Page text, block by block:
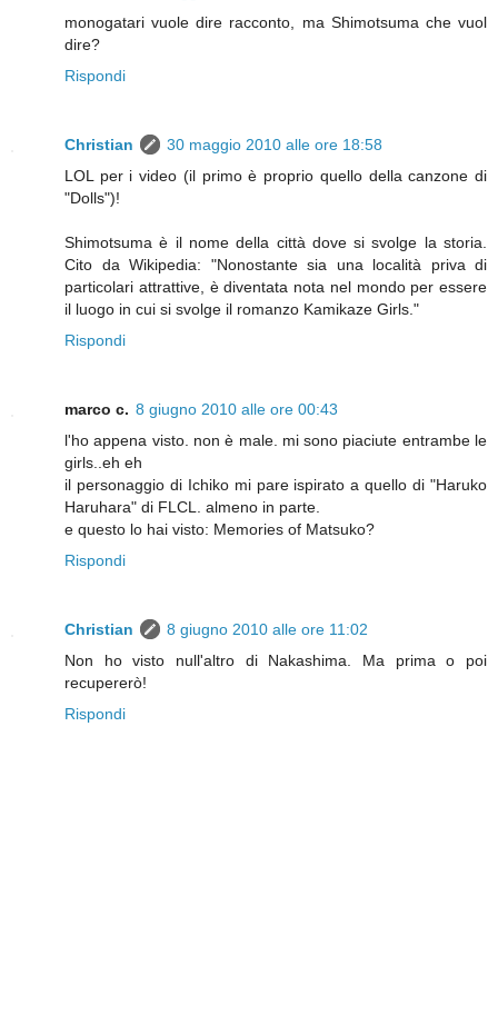
monogatari vuole dire racconto, ma Shimotsuma che vuol
dire?
Rispondi
Christian
30 maggio 2010 alle ore 18:58
LOL per i video (il primo è proprio quello della canzone di
"Dolls")!
Shimotsuma è il nome della città dove si svolge la storia.
Cito da Wikipedia: "Nonostante sia una località priva di
particolari attrattive, è diventata nota nel mondo per essere
il luogo in cui si svolge il romanzo Kamikaze Girls."
Rispondi
marco c. 8 giugno 2010 alle ore 00:43
l'ho appena visto. non è male. mi sono piaciute entrambe le
girls..eh eh
il personaggio di Ichiko mi pare ispirato a quello di "Haruko
Haruhara" di FLCL. almeno in parte.
e questo lo hai visto: Memories of Matsuko?
Rispondi
Christian
8 giugno 2010 alle ore 11:02
Non ho visto null'altro di Nakashima. Ma prima o poi
recupererò!
Rispondi